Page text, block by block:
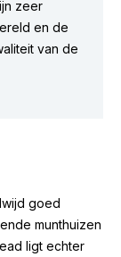
zeer
en de
van de
goed
munthuizen
ligt echter